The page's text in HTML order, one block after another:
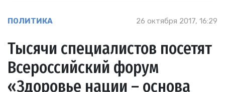
ПОЛИТИКА 26 октября 2017, 16:29
Тысячи специалистов посетят
Всероссийский форум
«Здоровье нации – основа